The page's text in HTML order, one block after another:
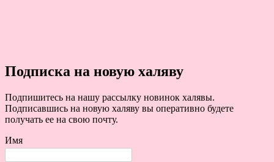
Подписка на новую халяву
Подпишитесь на нашу рассылку новинок халявы.
Подписавшись на новую халяву вы оперативно будете
получать ее на свою почту.
Имя